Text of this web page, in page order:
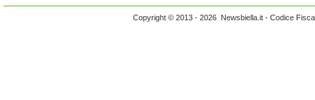
Copyright © 2013 - 2026 Newsbiella.it - Codice